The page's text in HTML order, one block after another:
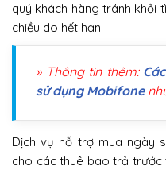
quý khách hàng tránh khỏi
chiều do hết hạn.
» Thông tin thêm:
sử dụng Mobifone
Dịch vụ hỗ trợ mua ngày
cho các thuê bao trả